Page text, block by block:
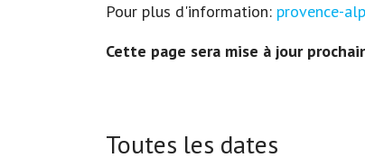
Pour plus d'information: provence-
Cette page sera mise à jour
Toutes les dates